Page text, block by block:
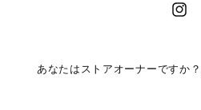
あなたはストアオーナーですか？